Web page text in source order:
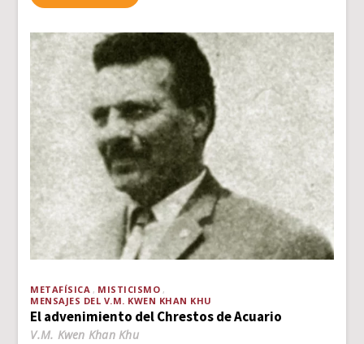
METAFÍSICA
MISTICISMO
MENSAJES DEL V.M. KWEN KHAN KHU
El advenimiento del Chrestos de Acuario
V.M. Kwen Khan Khu